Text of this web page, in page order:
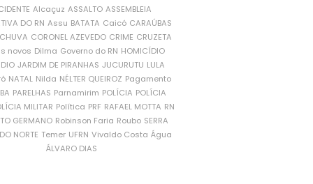
Alcaçuz ASSALTO ASSEMBLEIA
DO RN Assu BATATA Caicó CARAÚBAS
CORONEL AZEVEDO CRIME CRUZETA
novos Dilma Governo do RN HOMICÍDIO
JARDIM DE PIRANHAS JUCURUTU LULA
NATAL Nilda NÉLTER QUEIROZ Pagamento
PARELHAS Parnamirim POLÍCIA POLÍCIA
MILITAR Política PRF RAFAEL MOTTA RN
GERMANO Robinson Faria Roubo SERRA
NORTE Temer UFRN Vivaldo Costa Água
ÁLVARO DIAS